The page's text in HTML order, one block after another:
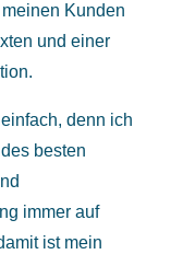
Kunden
und einer
denn ich
besten
immer auf
ist mein